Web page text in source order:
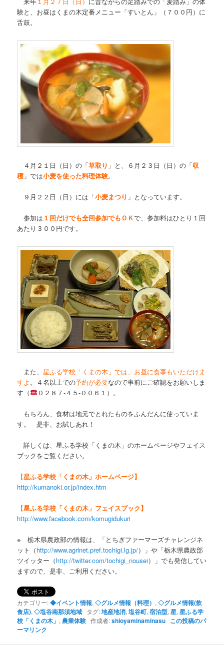
験と、お昼はくまの木定番メニュー「すいとん」（７００円）に
舌鼓。
４月２１日（日）の「草取り 」と、６月２３日（日）の「収
穫 」では小麦を使った料理体験。
９月２２日（日）には「小麦まつり 」となっています。
参加は １回だけでも全回参加でもＯＫで、参加料はひとり１回
あたり３００円です。
また、星ふる学校「くまの木」では、お昼に食事もいただけま
すよ 。４名以上での予約が必要なので事前にご確認をお願いしま
す（
０２８７-４５-００６１）。
もちろん、食材は地元でとれたものをふんだんに使っていま
す。 是非、お試しあれ！
詳しくは、星ふる学校「くまの木」のホームページやフェイス
ブックをご覧ください。
【星ふる学校「くまの木」ホームページ】
http://kumanoki.or.jp/index.htm
【星ふる学校「くまの木」フェイスブック】
http://www.facebook.com/komugidukuri
※ 栃木県農政部の情報は、「とちぎファーマーズチャレンジネ
ット（http://www.agrinet.pref.tochigi.lg.jp/）」や「栃木県農政部
ツイッター（http://twitter.com/tochigi_nousei）」でも発信してい
ますので、是非、ご利用ください。
カテゴリー:◆イベント情報,◇グルメ情報（料理） ,◇グルメ情報(飲
食店),◇塩谷南那須地域 タグ:地産地消,塩谷町,宿泊型,星,星ふる学
校「くまの木」 , 農業体験 作成者:shioyaminaminasu この投稿のパ
ーマリンク